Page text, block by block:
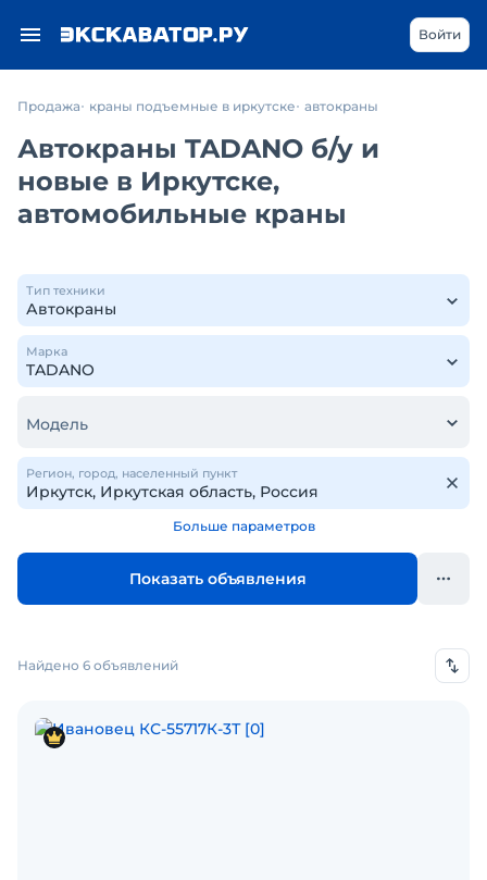
Войти
Продажа краны подъемные в иркутске автокраны
Автокраны TADANO б/у и
новые в Иркутске,
автомобильные краны
Тип техники
Марка
Модель
Регион, город, населенный пункт
Больше параметров
Показать объявления
Найдено 6 объявлений